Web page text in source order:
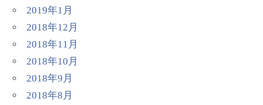
2019年1月
2018年12月
2018年11月
2018年10月
2018年9月
2018年8月